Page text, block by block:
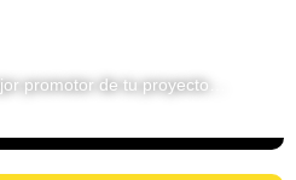
promotor de tu proyecto…